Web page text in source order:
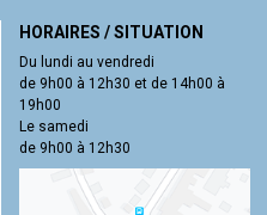
HORAIRES / SITUATION
Du lundi au vendredi
de 9h00 à 12h30 et de 14h00 à
19h00
Le samedi
de 9h00 à 12h30